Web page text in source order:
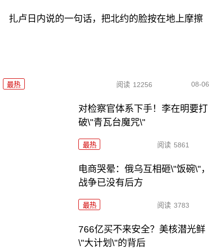
扎卢日内说的一句话，把北约的脸按在地上摩擦
最热 阅读 12256 08-06
对检察官体系下手！李在明要打
破\"青瓦台魔咒\"
最热 阅读 5861
电商哭晕：俄乌互相砸\"饭碗\"，
战争已没有后方
最热 阅读 3783
766亿买不来安全？美核潜光鲜
\"大计划\"的背后